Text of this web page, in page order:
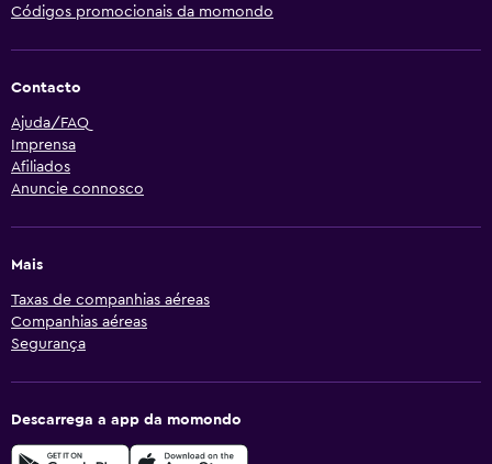
Códigos promocionais da momondo
Contacto
Ajuda/FAQ
Imprensa
Afiliados
Anuncie connosco
Mais
Taxas de companhias aéreas
Companhias aéreas
Segurança
Descarrega a app da momondo